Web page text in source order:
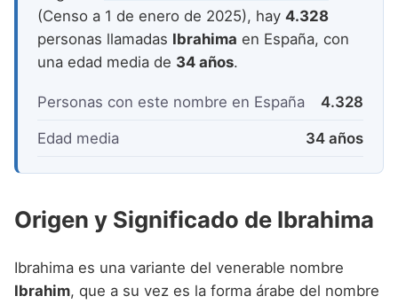
Nombres de niño que empiezan por P
Nombres de niño que empiezan por Q
Nombres de niño que empiezan por S
Nombres de niño que empiezan por T
Nombres de niño que empiezan por V
Nombres de niño que empiezan por X
Nombres de Niño Valencianos
Nombres de Niño Vascos
Nombres de Niño Rumanos
Nombres de Niño Rusos
(Censo a 1 de enero de 2025), hay 4.328
personas llamadas Ibrahima en España, con
una edad media de 34 años.
Personas con este nombre en España 4.328
Edad media 34 años
Origen y Significado de Ibrahima
Ibrahima es una variante del venerable nombre
Ibrahim, que a su vez es la forma árabe del nombre